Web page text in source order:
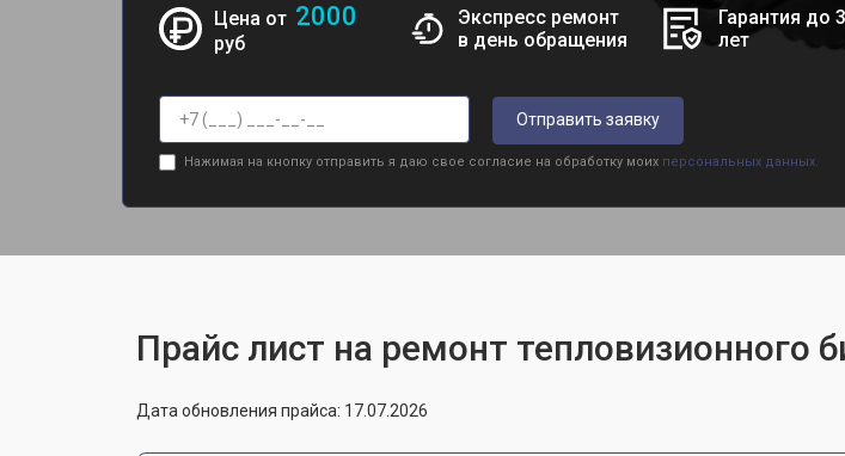
Цена от 2000
руб
Экспресс ремонт
в день обращения
Гарантия до
лет
Отправить заявку
Нажимая на кнопку отправить я даю свое согласие на обработку моих персональных данных.
Прайс лист на ремонт тепловизионного
Дата обновления прайса: 17.07.2026